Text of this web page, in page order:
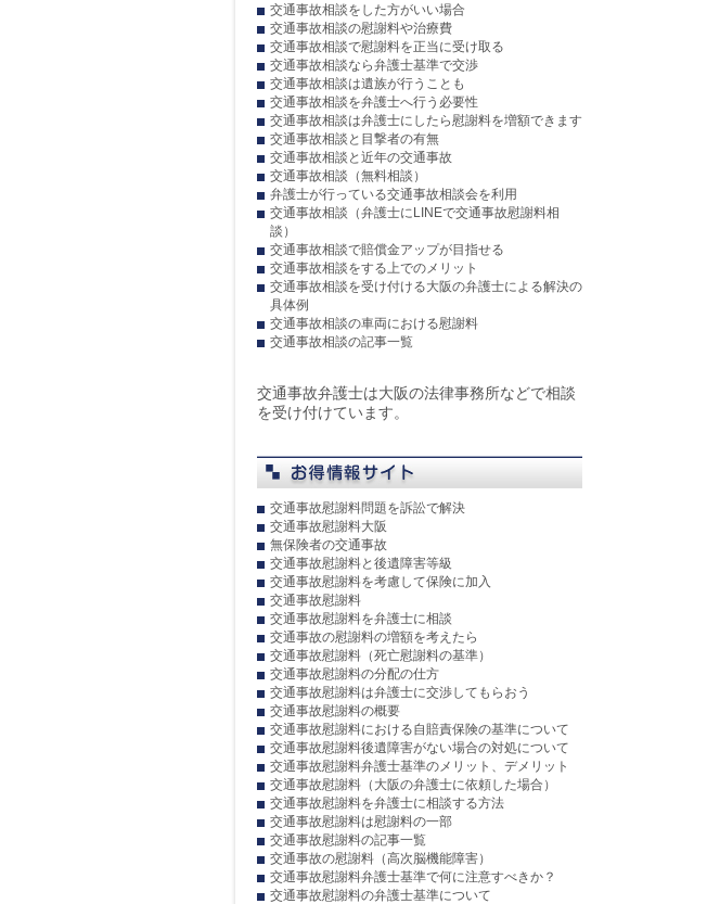
交通事故相談をした方がいい場合
交通事故相談の慰謝料や治療費
交通事故相談で慰謝料を正当に受け取る
交通事故相談なら弁護士基準で交渉
交通事故相談は遺族が行うことも
交通事故相談を弁護士へ行う必要性
交通事故相談は弁護士にしたら慰謝料を増額できます
交通事故相談と目撃者の有無
交通事故相談と近年の交通事故
交通事故相談（無料相談）
弁護士が行っている交通事故相談会を利用
交通事故相談（弁護士にLINEで交通事故慰謝料相
談）
交通事故相談で賠償金アップが目指せる
交通事故相談をする上でのメリット
交通事故相談を受け付ける大阪の弁護士による解決の
具体例
交通事故相談の車両における慰謝料
交通事故相談の記事一覧
交通事故弁護士は大阪の法律事務所などで相談
を受け付けています。
交通事故慰謝料問題を訴訟で解決
交通事故慰謝料大阪
無保険者の交通事故
交通事故慰謝料と後遺障害等級
交通事故慰謝料を考慮して保険に加入
交通事故慰謝料
交通事故慰謝料を弁護士に相談
交通事故の慰謝料の増額を考えたら
交通事故慰謝料（死亡慰謝料の基準）
交通事故慰謝料の分配の仕方
交通事故慰謝料は弁護士に交渉してもらおう
交通事故慰謝料の概要
交通事故慰謝料における自賠責保険の基準について
交通事故慰謝料後遺障害がない場合の対処について
交通事故慰謝料弁護士基準のメリット、デメリット
交通事故慰謝料（大阪の弁護士に依頼した場合）
交通事故慰謝料を弁護士に相談する方法
交通事故慰謝料は慰謝料の一部
交通事故慰謝料の記事一覧
交通事故の慰謝料（高次脳機能障害）
交通事故慰謝料弁護士基準で何に注意すべきか？
交通事故慰謝料の弁護士基準について